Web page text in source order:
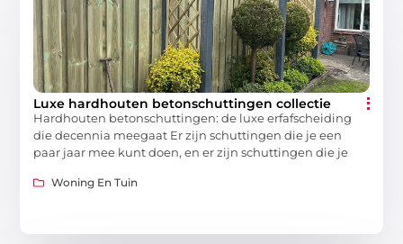
Luxe hardhouten betonschuttingen collectie
Hardhouten betonschuttingen: de luxe erfafscheiding
die decennia meegaat Er zijn schuttingen die je een
paar jaar mee kunt doen, en er zijn schuttingen die je
Woning En Tuin